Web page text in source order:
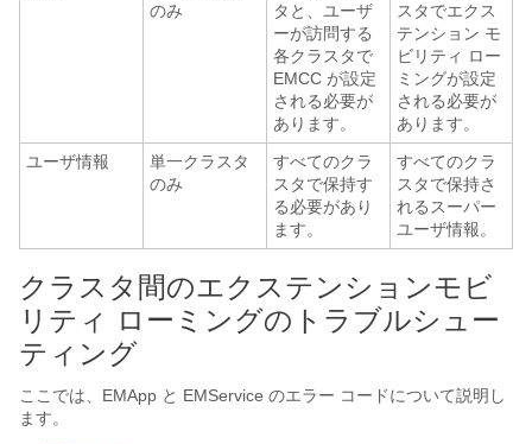
のみ
タと、ユーザ
ーが訪問する
各クラスタで
EMCC が設定
される必要が
あります。
スタでエクス
テンション モ
ビリティ ロー
ミングが設定
される必要が
あります。
ユーザ情報
単一クラスタ
のみ
すべてのクラ
スタで保持す
る必要があり
ます。
すべてのクラ
スタで保持さ
れるスーパー
ユーザ情報。
クラスタ間のエクステンションモビ
リティ ローミングのトラブルシュー
ティング
ここでは、EMApp と EMService のエラー コードについて説明し
ます。